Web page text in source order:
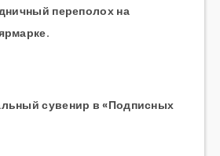
переполох на
сувенир в «Подписных